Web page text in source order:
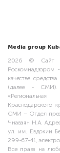
Media group
2026 © Сайт
качестве
(далее - СМИ).
«Региональная
Краснодарского
СМИ – Отдел
Чнаваян Н.А.
ул. им. Евдокии
299-67-41,
Все права на